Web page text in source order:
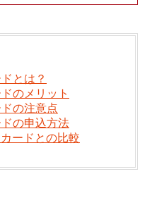
とは？
のメリット
の注意点
の申込方法
ードとの比較